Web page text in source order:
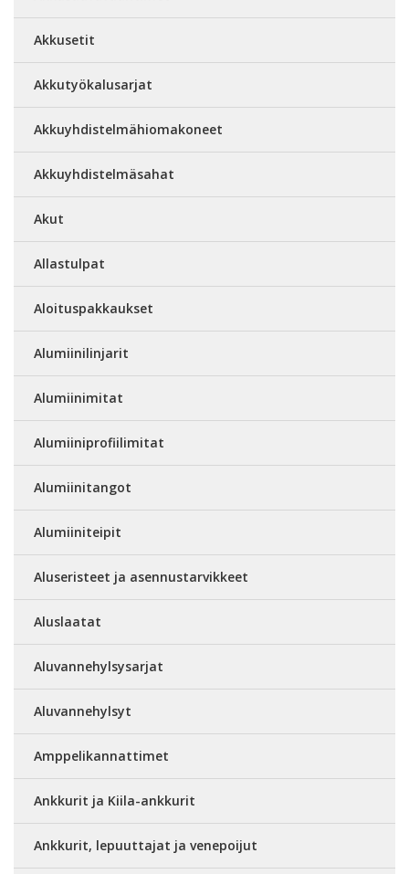
Akkusetit
Akkutyökalusarjat
Akkuyhdistelmähiomakoneet
Akkuyhdistelmäsahat
Akut
Allastulpat
Aloituspakkaukset
Alumiinilinjarit
Alumiinimitat
Alumiiniprofiilimitat
Alumiinitangot
Alumiiniteipit
Aluseristeet ja asennustarvikkeet
Aluslaatat
Aluvannehylsysarjat
Aluvannehylsyt
Amppelikannattimet
Ankkurit ja Kiila-ankkurit
Ankkurit, lepuuttajat ja venepoijut